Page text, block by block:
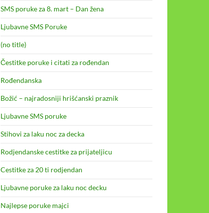
SMS poruke za 8. mart – Dan žena
Ljubavne SMS Poruke
(no title)
Čestitke poruke i citati za rođendan
Rođendanska
Božić – najradosniji hrišćanski praznik
Ljubavne SMS poruke
Stihovi za laku noc za decka
Rodjendanske cestitke za prijateljicu
Cestitke za 20 ti rodjendan
Ljubavne poruke za laku noc decku
Najlepse poruke majci